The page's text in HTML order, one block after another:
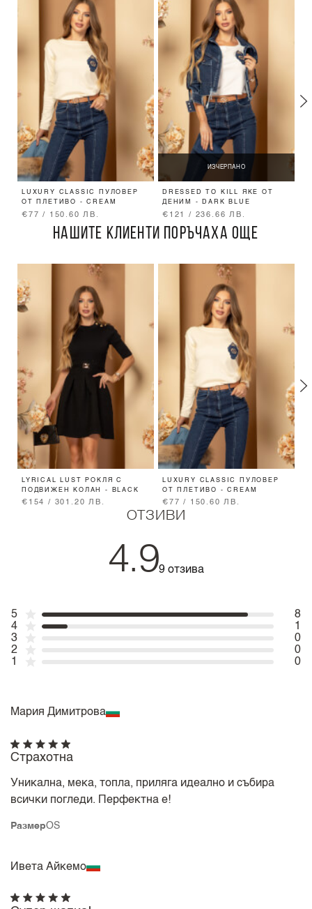
LUXURY CLASSIC ПУЛОВЕР
ОТ ПЛЕТИВО - CREAM
€77 / 150.60 ЛВ.
ИЗЧЕРПАНО
DRESSED TO KILL ЯКЕ ОТ
ДЕНИМ - DARK BLUE
€121 / 236.66 ЛВ.
НАШИТЕ КЛИЕНТИ ПОРЪЧАХА ОЩЕ
LYRICAL LUST РОКЛЯ С
ПОДВИЖЕН КОЛАН - BLACK
€154 / 301.20 ЛВ.
LUXURY CLASSIC ПУЛОВЕР
ОТ ПЛЕТИВО - CREAM
€77 / 150.60 ЛВ.
ОТЗИВИ
4.99 отзива
5
8
4
1
3
0
2
0
1
0
Мария Димитрова
РазмерOS
Страхотна
Уникална, мека, топла, приляга идеално и събира
всички погледи. Перфектна е!
Ивета Айкемо